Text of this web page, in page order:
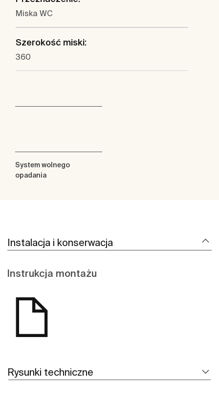
Miska WC
Szerokość miski:
360
System wolnego
opadania
Instalacja i konserwacja
Instrukcja montażu
Rysunki techniczne